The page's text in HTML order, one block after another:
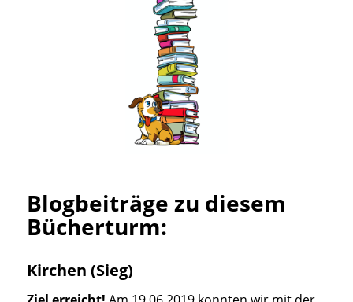
Blogbeiträge zu diesem
Bücherturm:
Kirchen (Sieg)